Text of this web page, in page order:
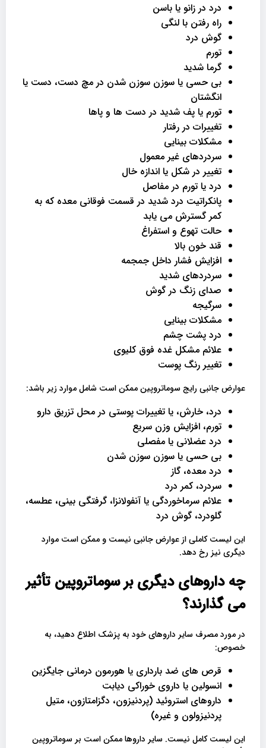
درد در زانو یا باسن
راه رفتن با لنگی
گوش درد
تورم
گرما شدید
بی حسی یا سوزن سوزن شدن در مچ دست، دست یا
انگشتان
تورم یا پف شدید در دست ها و پاها
تغییرات در رفتار
مشکلات بینایی
سردردهای غیر معمول
تغییر در شکل یا اندازه خال
درد یا تورم در مفاصل
پانکراتیت درد شدید در قسمت فوقانی معده که به
کمر گسترش می یابد
حالت تهوع و استفراغ
قند خون بالا
افزایش فشار داخل جمجمه
سردردهای شدید
صدای زنگ در گوش
سرگیجه
مشکلات بینایی
درد پشت چشم
علائم مشکل غده فوق کلیوی
تغییر رنگ پوست
عوارض جانبی رایج سوماتروپین ممکن است شامل موارد زیر باشد:
درد، خارش، یا تغییرات پوستی در محل تزریق دارو
تورم، افزایش وزن سریع
درد عضلانی یا مفصلی
بی حسی یا سوزن سوزن شدن
درد معده، گاز
سردرد، کمر درد
علائم سرماخوردگی یا آنفولانزا، گرفتگی بینی، عطسه،
گلودرد، گوش درد
این لیست کاملی از عوارض جانبی نیست و ممکن است موارد
دیگری نیز رخ دهد.
چه داروهای دیگری بر سوماتروپین تأثیر
می گذارند؟
در مورد مصرف سایر داروهای خود به پزشک اطلاع دهید، به
خصوص:
قرص های ضد بارداری یا هورمون درمانی جایگزین
انسولین یا داروی خوراکی دیابت
داروهای استروئید (پردنیزون، دگزامتازون، متیل
پردنیزولون و غیره)
این لیست کامل نیست. سایر داروها ممکن است بر سوماتروپین